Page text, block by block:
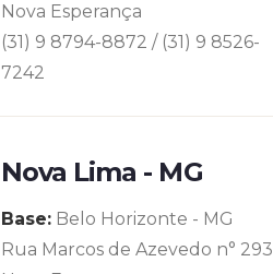
Nova Esperança
(31) 9 8794-8872 / (31) 9 8526-
7242
Nova Lima - MG
Base: Belo Horizonte - MG
Rua Marcos de Azevedo n° 293